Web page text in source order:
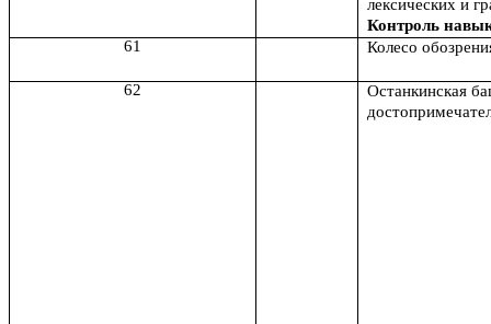
лексических и
Контроль
61
Колесо
62
Останкинская